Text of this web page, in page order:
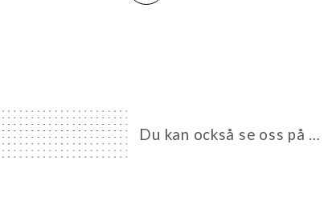
Du kan också se oss på …